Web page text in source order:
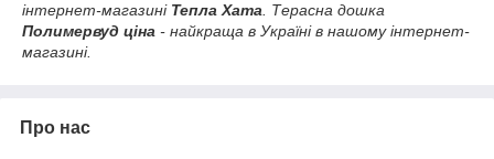
інтернет-магазині Тепла Хата . Терасна дошка
Полимервуд ціна - найкраща в Україні в нашому інтернет-
магазині.
Про нас